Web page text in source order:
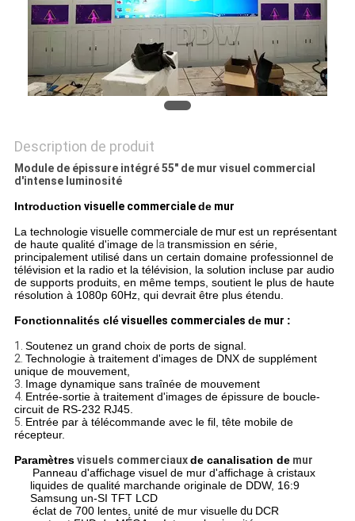
PRIVACY
POLICY
Description de produit
Module de épissure intégré 55" de mur visuel commercial
d'intense luminosité
Introduction visuelle commercialedemur
La technologievisuelle commerciale demurest un représentant
de haute qualité d'image delatransmission en série,
principalement utilisé dans un certain domaine professionnel de
télévision et la radio et la télévision, la solution incluse par audio
de supports produits, en même temps, soutient le plus de haute
résolution à 1080p 60Hz, qui devrait être plus étendu.
Fonctionnalités clévisuelles commerciales demur :
1. Soutenez un grand choix de ports de signal.
2. Technologie à traitement d'images de DNX de supplément
unique de mouvement,
3. Image dynamique sans traînée de mouvement
4. Entrée-sortie à traitement d'images de épissure de boucle-
circuit de RS-232 RJ45.
5. Entrée par à télécommande avec le fil, tête mobile de
récepteur.
Paramètresvisuels commerciauxde canalisation demur
Panneau d'affichage visuel de mur d'affichage à cristaux
liquides de qualité marchande originale de DDW, 16:9
Samsung un-SI TFT LCD
éclat de 700 lentes, unité demur visuelledu DCR